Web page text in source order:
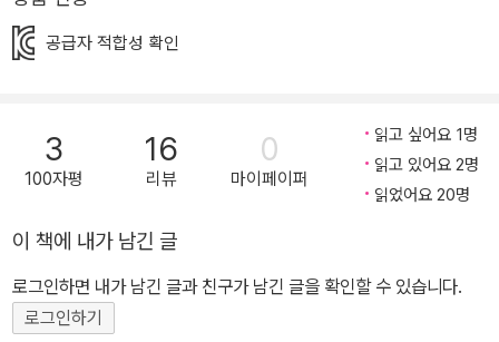
려운 경제 상황, 인간과 기계의 갈등, 진짜와 가짜의 혼재, 보여 주기
떤 답을 추구할 것인가? 우리는 어떤 시선을 갖고 어떻게 살아야 하
는가? 지금 이 시대의 아이들에게 철학이 필요한 이유다. 지금, 여기,
수록 우리 삶을 이끄는 나침반이 필요하다 철학의 용어는 낯설고 사
하게 파악하는 것은 어린이에게 가혹한 일일 것이다. 그러나 담론의
거대한 물줄기를 성글게 파악하는 것은 초등학생에게도 충분히 가능
공급자 적합성 확인
3
100자평
16
리뷰
0
마이페이퍼
읽고 싶어요 1명
읽고 있어요 2명
읽었어요 20명
이 책에 내가 남긴 글
로그인하면 내가 남긴 글과 친구가 남긴 글을 확인할 수 있습니다.
로그인하기